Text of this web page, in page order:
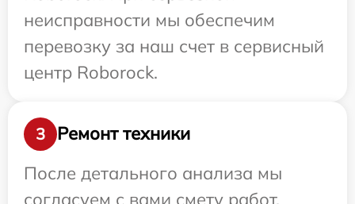
неисправности мы обеспечим
перевозку за наш счет в сервисный
центр Roborock.
3
Ремонт техники
После детального анализа мы
согласуем с вами смету работ,